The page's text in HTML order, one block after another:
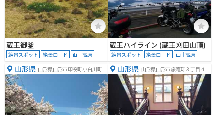
蔵王御釜
絶景スポット 絶景ロード 山｜高原
蔵王ハイライン (蔵王刈田山頂)
絶景スポット 絶景ロード 山｜高原
山形県 山形県山形市印役町小白川町１
山形県 山形県山形市旅篭町３丁目４
−５１